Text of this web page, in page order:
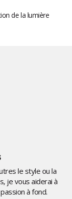
de la lumière
le style ou la
je vous aiderai à
à fond.